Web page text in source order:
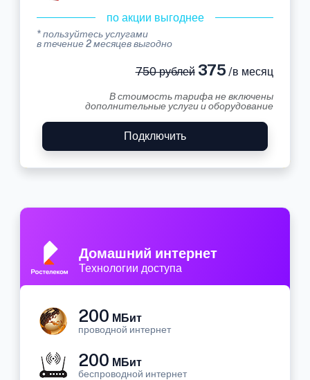
по акции выгоднее
* пользуйтесь услугами
в течение 2 месяцев выгодно
750 рублей375 /в месяц
В стоимость тарифа не включены
дополнительные услуги и оборудование
Подключить
Домашний интернет
Технологии доступа
200 МБит
проводной интернет
200 МБит
беспроводной интернет